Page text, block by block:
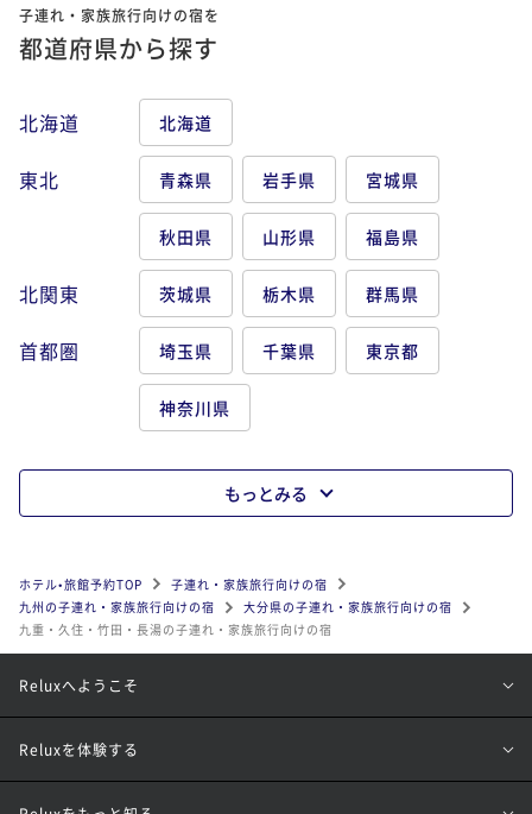
子連れ・家族旅行向けの宿を
都道府県から探す
北海道 北海道
東北 青森県 岩手県 宮城県
秋田県 山形県 福島県
北関東 茨城県 栃木県 群馬県
首都圏 埼玉県 千葉県 東京都
神奈川県
もっとみる
ホテル•旅館予約TOP
子連れ・家族旅行向けの宿
九州の子連れ・家族旅行向けの宿
大分県の子連れ・家族旅行向けの宿
九重・久住・竹田・長湯の子連れ・家族旅行向けの宿
Reluxへようこそ
Reluxを体験する